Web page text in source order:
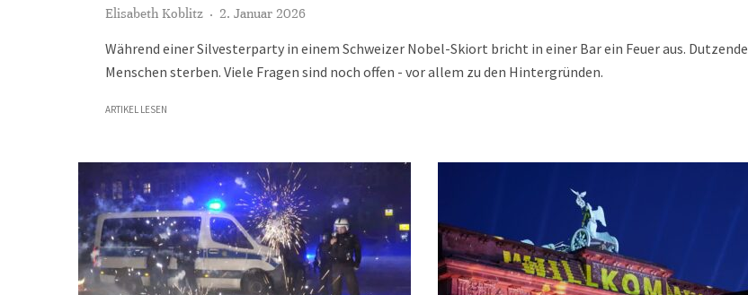
Elisabeth Koblitz · 2. Januar 2026
Während einer Silvesterparty in einem Schweizer Nobel-Skiort bricht in einer Bar ein Feuer aus. Dutzende
Menschen sterben. Viele Fragen sind noch offen - vor allem zu den Hintergründen.
ARTIKEL LESEN